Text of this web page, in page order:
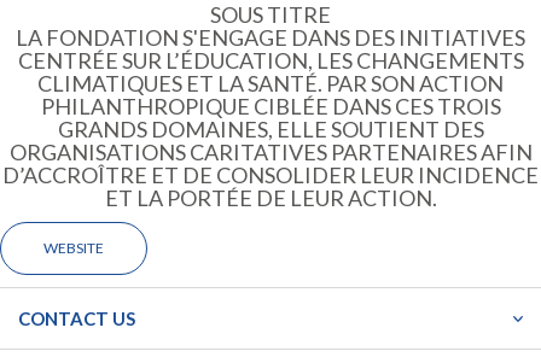
SOUS TITRE
LA FONDATION S'ENGAGE DANS DES INITIATIVES
CENTRÉE SUR L’ÉDUCATION, LES CHANGEMENTS
CLIMATIQUES ET LA SANTÉ. PAR SON ACTION
PHILANTHROPIQUE CIBLÉE DANS CES TROIS
GRANDS DOMAINES, ELLE SOUTIENT DES
ORGANISATIONS CARITATIVES PARTENAIRES AFIN
D’ACCROÎTRE ET DE CONSOLIDER LEUR INCIDENCE
ET LA PORTÉE DE LEUR ACTION.
WEBSITE
CONTACT US